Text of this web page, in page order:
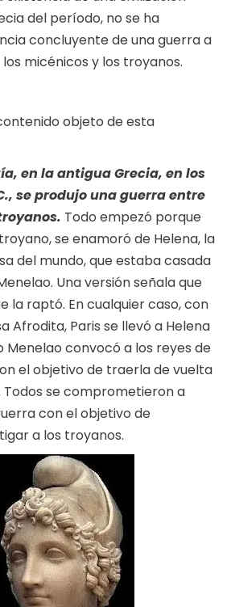
del período, no se ha
concluyente de una guerra a
micénicos y los troyanos.
objeto de esta
en la antigua Grecia, en los
se produjo una guerra entre
Todo empezó porque
se enamoró de Helena, la
del mundo, que estaba casada
Una versión señala que
la raptó. En cualquier caso, con
Afrodita, Paris se llevó a Helena
Menelao convocó a los reyes de
el objetivo de traerla de vuelta
Todos se comprometieron a
con el objetivo de
a los troyanos.